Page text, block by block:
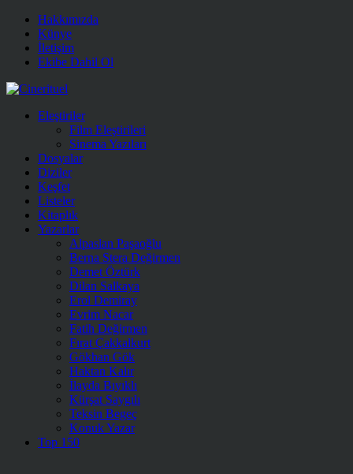
Hakkımızda
Künye
İletişim
Ekibe Dahil Ol
Eleştiriler
Film Eleştirileri
Sinema Yazıları
Dosyalar
Diziler
Keşfet
Listeler
Kitaplık
Yazarlar
Alpaslan Paşaoğlu
Berna Stera Değirmen
Demet Öztürk
Dilan Salkaya
Erol Demiray
Evrim Nacar
Fatih Değirmen
Fırat Çakkalkurt
Gökhan Gök
Haktan Kalır
İlayda Bıyıklı
Kürşat Saygılı
Teksin Begeç
Konuk Yazar
Top 150